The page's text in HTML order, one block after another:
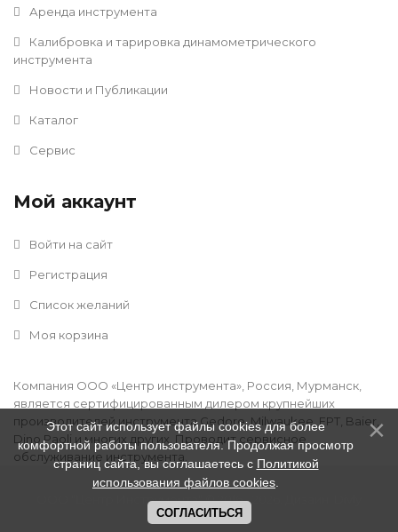
Аренда инструмента
Калибровка и тарировка динамометрического
инструмента
Новости и Публикации
Каталог
Сервис
Мой аккаунт
Войти на сайт
Регистрация
Список желаний
Моя корзина
Компания ООО «Центр инструмента», Россия, Мурманск,
является сертифицированным дилером крупнейших
производителей инструмента Gedore, Milwaukee, FPT, Baier,
Dino Paoli и многих других. Проводит сервисное
обслуживание инструмента.
ООО "Центр Инструмента" © 2016 - 2026
Этот сайт использует файлы cookies для более
комфортной работы пользователя. Продолжая просмотр
страниц сайта, вы соглашаетесь с Политикой
использования файлов cookies
СОГЛАСИТЬСЯ